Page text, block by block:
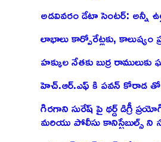
అడవివరం డేటా సెంటర్: అన్నీ
లాభాలు కార్పోరేట్లకు, కాలుష్యం
హక్కుల నేతకు బుర్ర
హెచ్.ఆర్.ఎఫ్ కి పవన్ కోరాడ తో
గిరగాని సురేష్ పై థర్డ్ డిగ్రీ
మరియు పోలీసు కానిస్టేబుల్స్